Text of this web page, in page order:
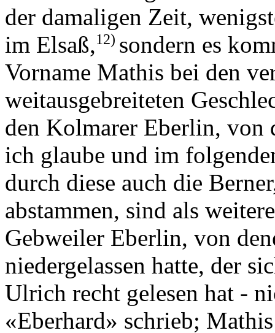
der damaligen Zeit,
im Elsaß,12) sondern es
Vorname Mathis bei den
weitausgebreiteten
den Kolmarer Eberlin, von
ich glaube und im
durch diese auch die
abstammen, sind als
Gebweiler Eberlin, von
niedergelassen hatte, der
Ulrich recht gelesen hat -
«Eberhard» schrieb;